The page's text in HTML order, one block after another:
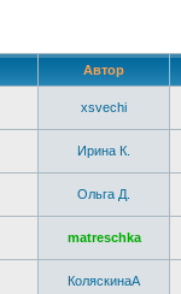
Автор
xsvechi
Ирина К.
Ольга Д.
matreschka
КоляскинаА